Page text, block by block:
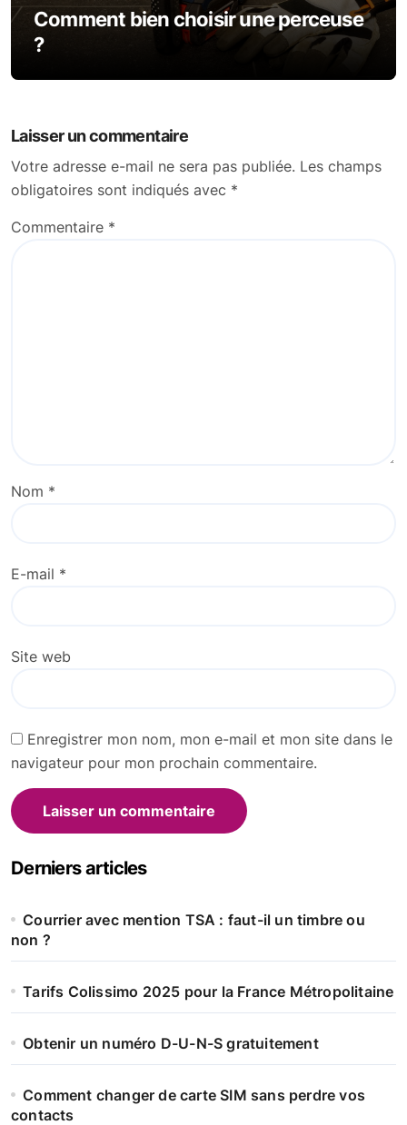
Comment bien choisir une perceuse
?
Laisser un commentaire
Votre adresse e-mail ne sera pas publiée. Les champs
obligatoires sont indiqués avec *
Commentaire *
Nom *
E-mail *
Site web
Enregistrer mon nom, mon e-mail et mon site dans le
navigateur pour mon prochain commentaire.
Alternative:
Derniers articles
Courrier avec mention TSA : faut-il un timbre ou
non ?
Tarifs Colissimo 2025 pour la France Métropolitaine
Obtenir un numéro D-U-N-S gratuitement
Comment changer de carte SIM sans perdre vos
contacts